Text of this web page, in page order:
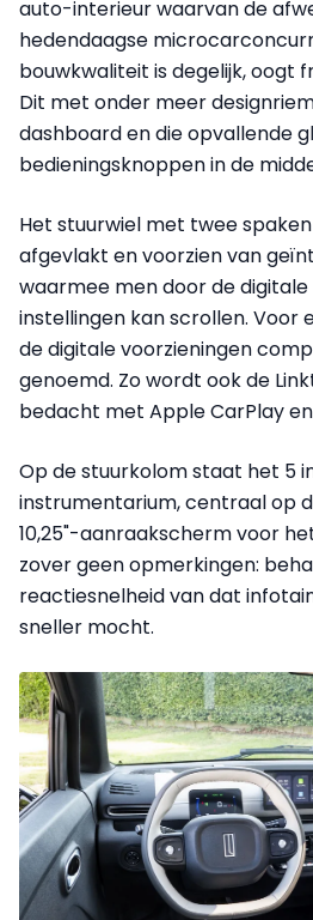
auto-interieur waarvan de
hedendaagse
bouwkwaliteit is degelijk, oogt
Dit met onder meer
dashboard en die opvallende
bedieningsknoppen in de
Het stuurwiel met twee
afgevlakt en voorzien van
waarmee men door de
instellingen kan scrollen. Voor
de digitale voorzieningen
genoemd. Zo wordt ook de
bedacht met Apple CarPlay
Op de stuurkolom staat het 5
instrumentarium, centraal op
10,25"-aanraakscherm voor
zover geen opmerkingen:
reactiesnelheid van dat
sneller mocht.